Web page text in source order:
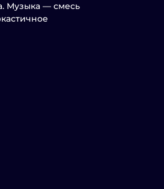
Музыка — смесь